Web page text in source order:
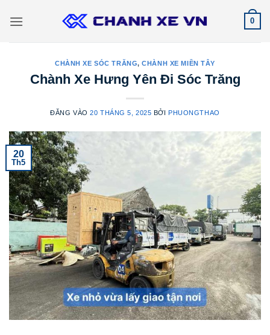
qua
0
CHÀNH XE SÓC TRĂNG,CHÀNH XE MIỀN TÂY
Chành Xe Hưng Yên Đi Sóc Trăng
ĐĂNG VÀO20 THÁNG 5, 2025 BỞIPHUONGTHAO
20
Th5